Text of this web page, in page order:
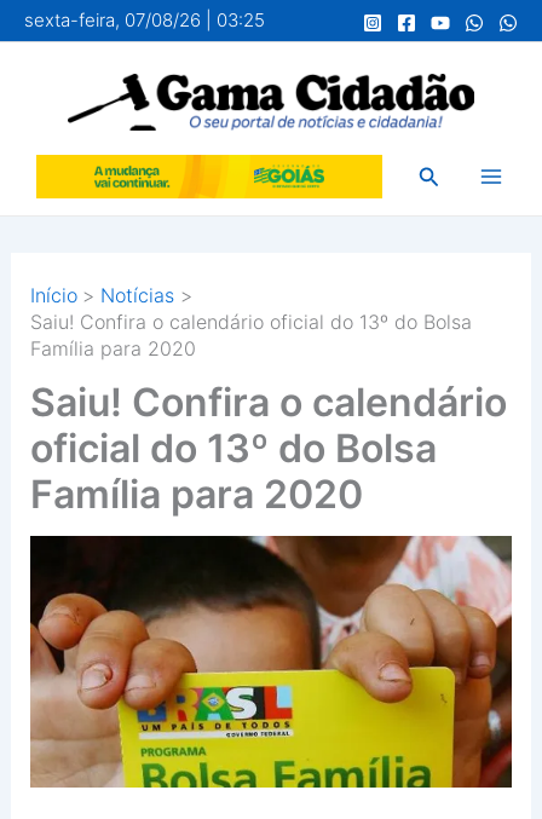
para
conteúdo
sexta-feira, 07/08/26 | 03:25
Pesquisar
Início
Notícias
Saiu! Confira o calendário oficial do 13º do Bolsa
Família para 2020
Saiu! Confira o calendário
oficial do 13º do Bolsa
Família para 2020